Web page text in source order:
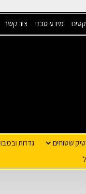
מידע טכני צור קשר
שטוחים
גדרות